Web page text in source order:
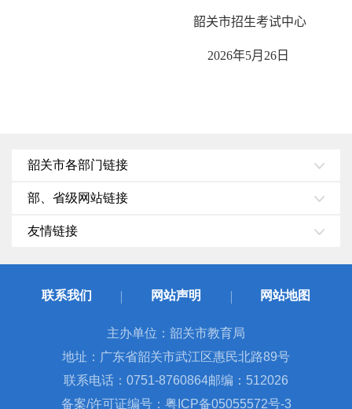
韶关市招生考试中心
2026年5月 26 日
韶关市各部门链接
部、省级网站链接
友情链接
联系我们 网站声明 网站地图
主办单位：韶关市教育局
地址：广东省韶关市武江区惠民北路89号
联系电话：0751-8760864邮编：512026
备案/许可证编号：粤ICP备05055572号-3